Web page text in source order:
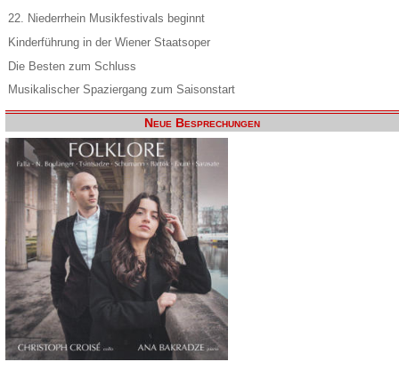
22. Niederrhein Musikfestivals beginnt
Kinderführung in der Wiener Staatsoper
Die Besten zum Schluss
Musikalischer Spaziergang zum Saisonstart
Neue Besprechungen